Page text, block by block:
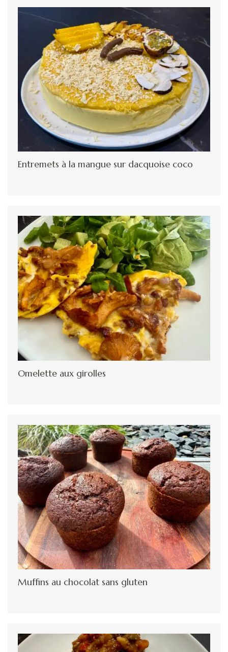
Entremets à la mangue sur dacquoise coco
Omelette aux girolles
Muffins au chocolat sans gluten